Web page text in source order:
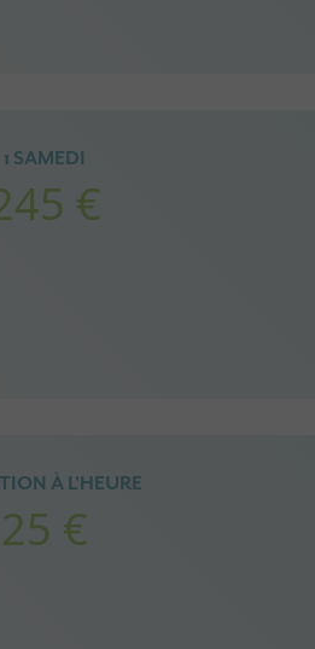
1 SAMEDI
€
À L'HEURE
25 €